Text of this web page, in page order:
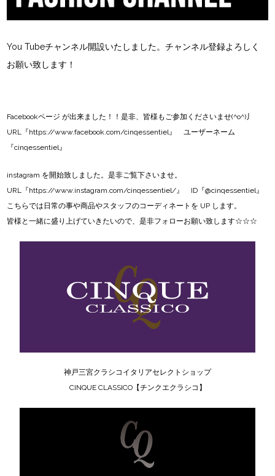
You Tubeチャンネル開設いたしました。チャンネル登録よろしく
お願い致します！
Facebookページ が出来ました！！是非、皆様もご参加くださいませ(^o^)丿
URL『https://www.facebook.com/cinqessentiel』 ユーザーネーム
『cinqessentiel』
instagram を開始致しました。是非ご覧下さいませ。
URL『https://www.instagram.com/cinqessentiel/』 ID『@cinqessentiel』
こちらでは日常の事や商品やスタッフのコーディネートを UP します。
皆様と一緒に盛り上げていきたいので、是非フォローお願い致します☆☆☆
神戸三宮クラシコイタリアセレクトショップ
CINQUE CLASSICO【チンクエクラシコ】